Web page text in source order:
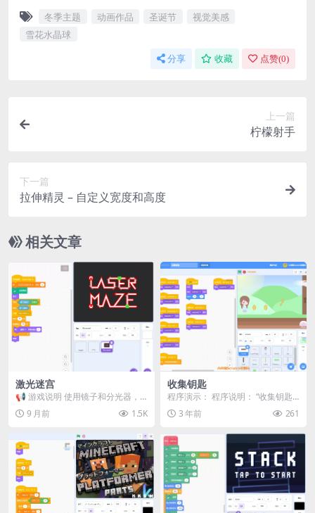
冬季主题 动画作品 圣诞节
视觉美感
雪花水晶球
分享 收藏 点赞(0)
上一篇
柠檬射手
下一篇
拉伸精灵 – 自定义宽度和高度
相关文章
激光迷宫
📢 游戏说明 使用镜子和分光器，
将激光反射到目标上！ 🎮 操作指
南 点击 方块来...
9 月前 1.5K
收集钥匙
程序演示： 程序说明： “收集钥匙”
是一个基于Scrat...
3 年前 261